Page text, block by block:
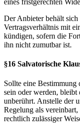
eines fristgerechten
Der Anbieter behält
Vertragsverhältnis mit
kündigen, sofern die
ihn nicht zumutbar ist.
§16 Salvatorische
Sollte eine
sein oder werden,
unberührt. Anstelle der
Regelung als
rechtlich zulässiger